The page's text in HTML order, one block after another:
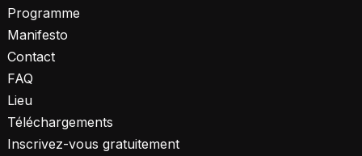
Programme
Manifesto
Contact
FAQ
Lieu
Téléchargements
Inscrivez-vous gratuitement